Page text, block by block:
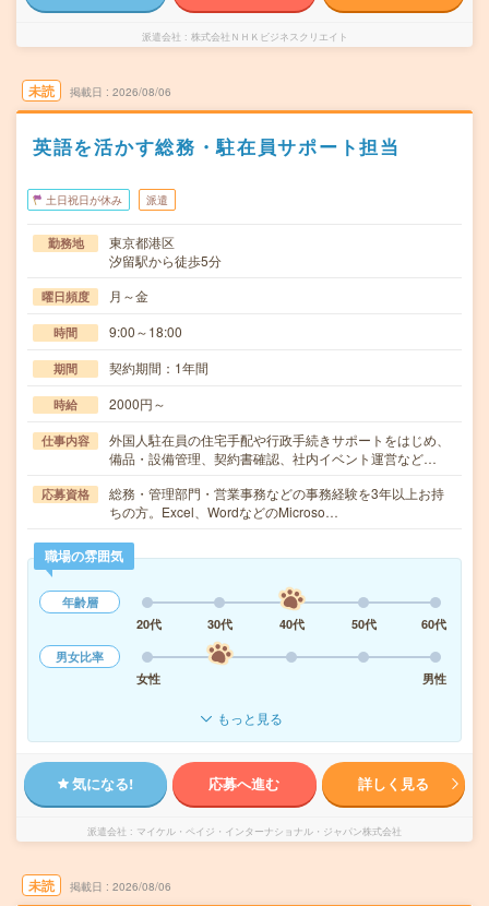
派遣会社 株式会社ＮＨＫビジネスクリエイト
未読 掲載日 2026/08/06
英語を活かす総務・駐在員サポート担当
土日祝日が休み 派遣
勤務地
東京都港区
汐留駅から徒歩5分
曜日頻度 月～金
時間 9:00～18:00
期間 契約期間：1年間
時給 2000円～
仕事内容
外国人駐在員の住宅手配や行政手続きサポートをはじめ、
備品・設備管理、契約書確認、社内イベント運営など…
応募資格
総務・管理部門・営業事務などの事務経験を3年以上お持
ちの方。Excel、WordなどのMicroso…
職場の雰囲気
年齢層
20代
30代 40代 50代
60代
男女比率
女性
男性
もっと見る
気になる! 応募へ進む 詳しく見る
派遣会社 マイケル・ペイジ・インターナショナル・ジャパン株式会社
未読 掲載日 2026/08/06